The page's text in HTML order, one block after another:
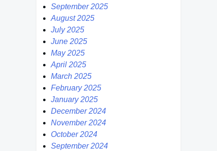
September 2025
August 2025
July 2025
June 2025
May 2025
April 2025
March 2025
February 2025
January 2025
December 2024
November 2024
October 2024
September 2024